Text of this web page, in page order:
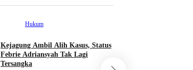
Hukum
Kejagung Ambil Alih Kasus, Status
Febrie Adriansyah Tak Lagi
Tersangka